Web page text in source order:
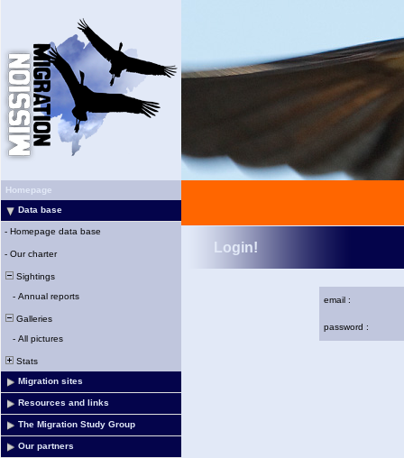
Homepage
Data base
- Homepage data base
- Our charter
Sightings
- Annual reports
Galleries
- All pictures
Stats
Migration sites
Resources and links
The Migration Study Group
Our partners
Login!
email :
password :